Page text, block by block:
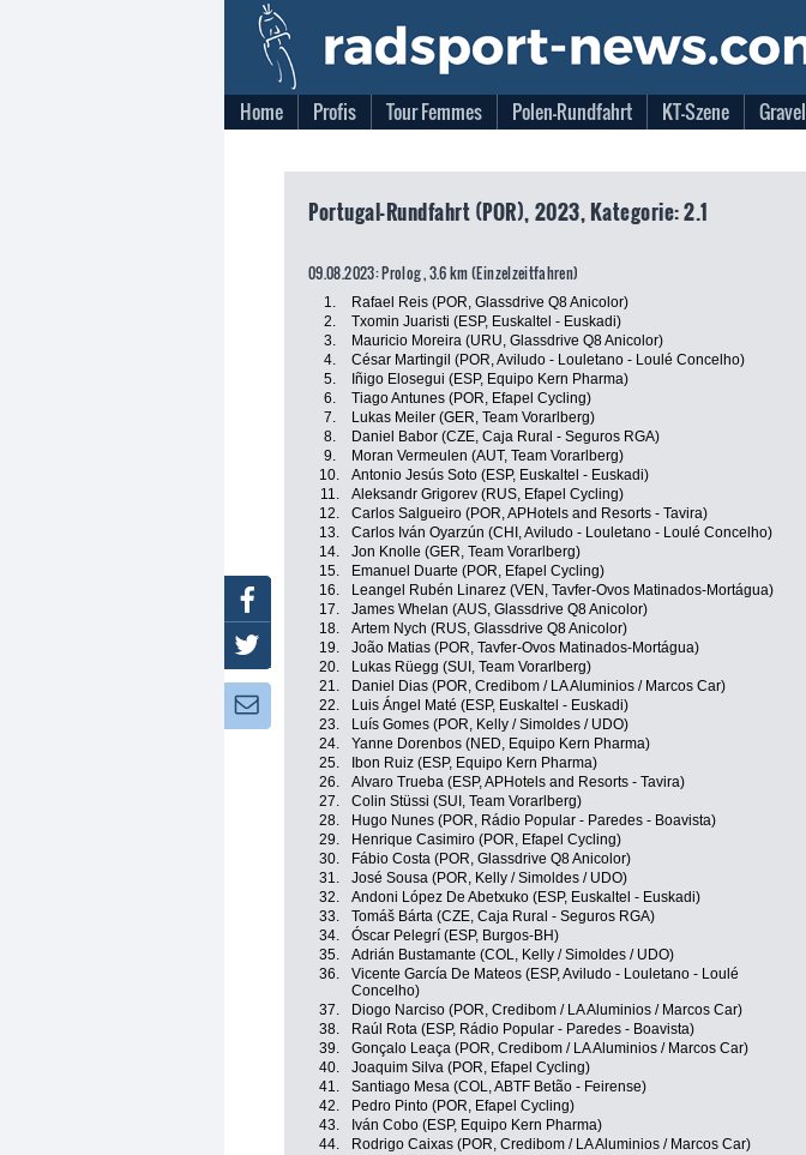
Home Profis Tour Femmes Polen-Rundfahrt KT-Szene Gravel
Portugal-Rundfahrt (POR), 2023, Kategorie: 2.1
09.08.2023: Prolog , 3.6 km (Einzelzeitfahren)
1. Rafael Reis (POR, Glassdrive Q8 Anicolor)
2.
Txomin Juaristi (ESP, Euskaltel - Euskadi)
3.
Mauricio Moreira (URU, Glassdrive Q8 Anicolor)
4.
César Martingil (POR, Aviludo - Louletano - Loulé Concelho)
5.
Iñigo Elosegui (ESP, Equipo Kern Pharma)
6.
Tiago Antunes (POR, Efapel Cycling)
7.
Lukas Meiler (GER, Team Vorarlberg)
8.
Daniel Babor (CZE, Caja Rural - Seguros RGA)
9.
Moran Vermeulen (AUT, Team Vorarlberg)
10.
Antonio Jesús Soto (ESP, Euskaltel - Euskadi)
11.
Aleksandr Grigorev (RUS, Efapel Cycling)
12.
Carlos Salgueiro (POR, APHotels and Resorts - Tavira)
13.
Carlos Iván Oyarzún (CHI, Aviludo - Louletano - Loulé Concelho)
14.
Jon Knolle (GER, Team Vorarlberg)
15.
Emanuel Duarte (POR, Efapel Cycling)
16.
Leangel Rubén Linarez (VEN, Tavfer-Ovos Matinados-Mortágua)
17.
James Whelan (AUS, Glassdrive Q8 Anicolor)
18.
Artem Nych (RUS, Glassdrive Q8 Anicolor)
19.
João Matias (POR, Tavfer-Ovos Matinados-Mortágua)
20.
Lukas Rüegg (SUI, Team Vorarlberg)
21.
Daniel Dias (POR, Credibom / LA Aluminios / Marcos Car)
22.
Luis Ángel Maté (ESP, Euskaltel - Euskadi)
23.
Luís Gomes (POR, Kelly / Simoldes / UDO)
24.
Yanne Dorenbos (NED, Equipo Kern Pharma)
25.
Ibon Ruiz (ESP, Equipo Kern Pharma)
26.
Alvaro Trueba (ESP, APHotels and Resorts - Tavira)
27.
Colin Stüssi (SUI, Team Vorarlberg)
28.
Hugo Nunes (POR, Rádio Popular - Paredes - Boavista)
29.
Henrique Casimiro (POR, Efapel Cycling)
30.
Fábio Costa (POR, Glassdrive Q8 Anicolor)
31.
José Sousa (POR, Kelly / Simoldes / UDO)
32.
Andoni López De Abetxuko (ESP, Euskaltel - Euskadi)
33.
Tomáš Bárta (CZE, Caja Rural - Seguros RGA)
34.
Óscar Pelegrí (ESP, Burgos-BH)
35.
Adrián Bustamante (COL, Kelly / Simoldes / UDO)
36.
Vicente García De Mateos (ESP, Aviludo - Louletano - Loulé
Concelho)
37. Diogo Narciso (POR, Credibom / LA Aluminios / Marcos Car)
38.
Raúl Rota (ESP, Rádio Popular - Paredes - Boavista)
39.
Gonçalo Leaça (POR, Credibom / LA Aluminios / Marcos Car)
40.
Joaquim Silva (POR, Efapel Cycling)
41.
Santiago Mesa (COL, ABTF Betão - Feirense)
42.
Pedro Pinto (POR, Efapel Cycling)
43.
Iván Cobo (ESP, Equipo Kern Pharma)
44.
Rodrigo Caixas (POR, Credibom / LA Aluminios / Marcos Car)
Facebook
Twitter
Newsletter: